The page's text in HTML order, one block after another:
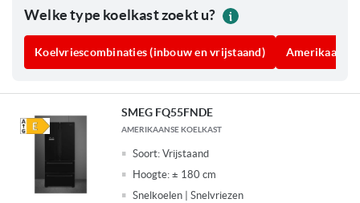
De veelzijdigheid van Smeg sluit perfect aan bij diverse wensen en
behoeften, van ruime gezinsmodellen tot compacte ontwerpen voor
kleinere keukens.
Welke type koelkast zoekt u?
Koelvriescombinaties (inbouw en vrijstaand) Amerikaanse
SMEG FQ55FNDE
AMERIKAANSE KOELKAST
Soort: Vrijstaand
Hoogte: ± 180 cm
Snelkoelen | Snelvriezen